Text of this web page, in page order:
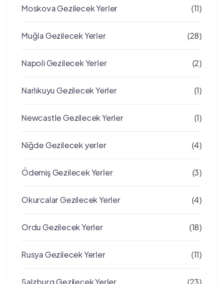
Moskova Gezilecek Yerler (11)
Muğla Gezilecek Yerler (28)
Napoli Gezilecek Yerler (2)
Narlıkuyu Gezilecek Yerler (1)
Newcastle Gezilecek Yerler (1)
Niğde Gezilecek yerler (4)
Ödemiş Gezilecek Yerler (3)
Okurcalar Gezilecek Yerler (4)
Ordu Gezilecek Yerler (18)
Rusya Gezilecek Yerler (11)
Salzburg Gezilecek Yerler (23)